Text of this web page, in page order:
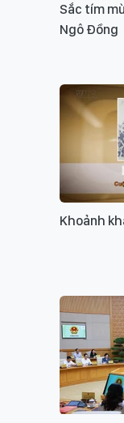
Sắc tím
Ngô Đồng
Khoảnh